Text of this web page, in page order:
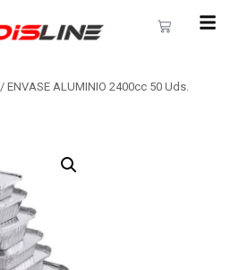
/ ENVASE ALUMINIO 2400cc 50 Uds.